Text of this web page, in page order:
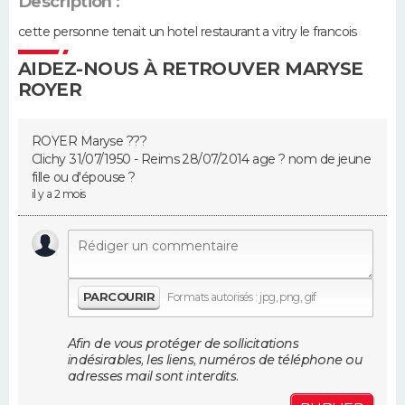
Alimentation
Guide de la santé
Maladies
Médicaments
Sommeil
VOYAGE
Destinations
City break
Voyage nature
Voyage de noces
Forum
Climat
+
PHOTO
BONS PLANS
Carte de Noël
Carte Bonne année
Carte Saint-Valentin
Carte Pâques
Carte d'anniversaire
DICTIONNAIRE
Dictionnaire
PROGRAMME TV
COPAINS D'AVANT
Se connecter
Entreprises
Service militaire
Avis de recherche
AVIS DE DÉCÈS
cette personne tenait un hotel restaurant a vitry le francois
AIDEZ-NOUS À RETROUVER MARYSE
ROYER
ROYER Maryse ???
Clichy 31/07/1950 - Reims 28/07/2014 age ? nom de jeune
fille ou d'épouse ?
il y a 2 mois
PARCOURIR Formats autorisés : jpg, png, gif
Afin de vous protéger de sollicitations
indésirables, les liens, numéros de téléphone ou
adresses mail sont interdits.